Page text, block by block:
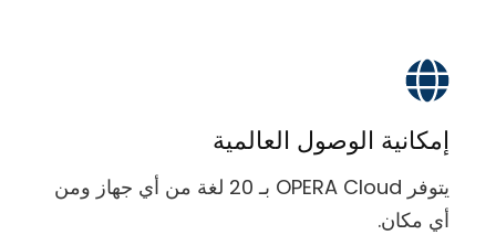
إمكانية الوصول العالمية
يتوفر OPERA Cloud بـ 20 لغة من أي جهاز ومن
أي مكان.